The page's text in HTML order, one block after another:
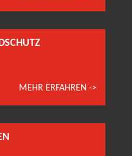
MEHR ERFAHREN ->